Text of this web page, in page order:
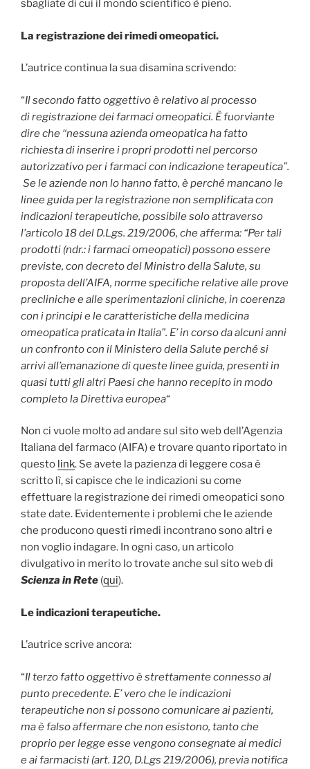
sbagliate di cui il mondo scientifico è pieno.
La registrazione dei rimedi omeopatici.
L’autrice continua la sua disamina scrivendo:
“Il secondo fatto oggettivo è relativo al processo
diregistrazione dei farmaci omeopatici. È fuorviante
dire che “nessuna azienda omeopatica ha fatto
richiesta di inserire i propri prodotti nel percorso
autorizzativo per i farmaci con indicazione terapeutica”.
Se le aziende non lo hanno fatto, è perché mancano le
linee guida per la registrazione non semplificata con
indicazioni terapeutiche, possibile solo attraverso
l’articolo 18 del D.Lgs. 219/2006, che afferma: “Per tali
prodotti (ndr.: i farmaci omeopatici) possono essere
previste, con decreto del Ministro della Salute, su
proposta dell’AIFA, norme specifiche relative alle prove
precliniche e alle sperimentazioni cliniche, in coerenza
con i principi e le caratteristiche della medicina
omeopatica praticata in Italia”. E’ in corso da alcuni anni
un confronto con il Ministero della Salute perché si
arrivi all’emanazione di queste linee guida, presenti in
quasi tutti gli altri Paesi che hanno recepito in modo
completo la Direttiva europea“
Non ci vuole molto ad andare sul sito web dell’Agenzia
Italiana del farmaco (AIFA) e trovare quanto riportato in
questo link. Se avete la pazienza di leggere cosa è
scritto lì, si capisce che le indicazioni su come
effettuare la registrazione dei rimedi omeopatici sono
state date. Evidentemente i problemi che le aziende
che producono questi rimedi incontrano sono altri e
non voglio indagare. In ogni caso, un articolo
divulgativo in merito lo trovate anche sul sito web di
Scienza in Rete (qui).
Le indicazioni terapeutiche.
L’autrice scrive ancora:
“Il terzo fatto oggettivo è strettamente connesso al
punto precedente. E’ vero che leindicazioni
terapeutichenon si possono comunicare ai pazienti,
ma è falso affermare che non esistono, tanto che
proprio per legge esse vengono consegnate ai medici
e ai farmacisti (art. 120, D.Lgs 219/2006), previa notifica